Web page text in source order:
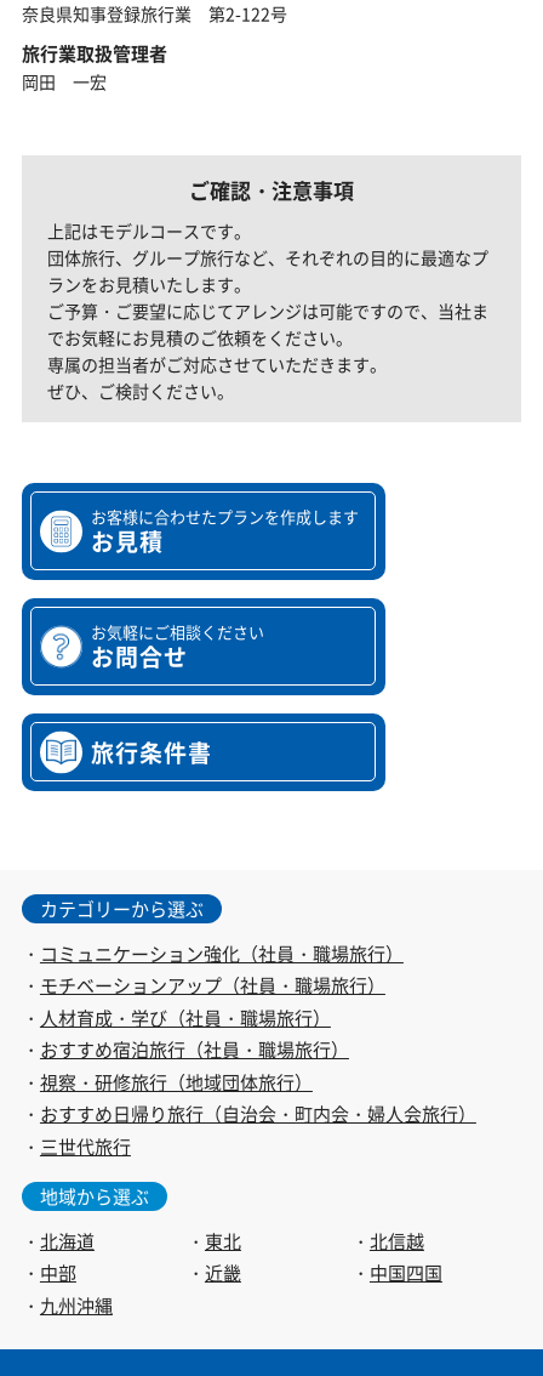
奈良県知事登録旅行業 第2-122号
旅行業取扱管理者
岡田 一宏
ご確認・注意事項
上記はモデルコースです。
団体旅行、グループ旅行など、それぞれの目的に最適なプ
ランをお見積いたします。
ご予算・ご要望に応じてアレンジは可能ですので、当社ま
でお気軽にお見積のご依頼をください。
専属の担当者がご対応させていただきます。
ぜひ、ご検討ください。
お客様に合わせたプランを作成します
お見積
お気軽にご相談ください
お問合せ
旅行条件書
カテゴリーから選ぶ
コミュニケーション強化（社員・職場旅行）
モチベーションアップ（社員・職場旅行）
人材育成・学び（社員・職場旅行）
おすすめ宿泊旅行（社員・職場旅行）
視察・研修旅行（地域団体旅行）
おすすめ日帰り旅行（自治会・町内会・婦人会旅行）
三世代旅行
地域から選ぶ
北海道
東北
北信越
中部
近畿
中国四国
九州沖縄